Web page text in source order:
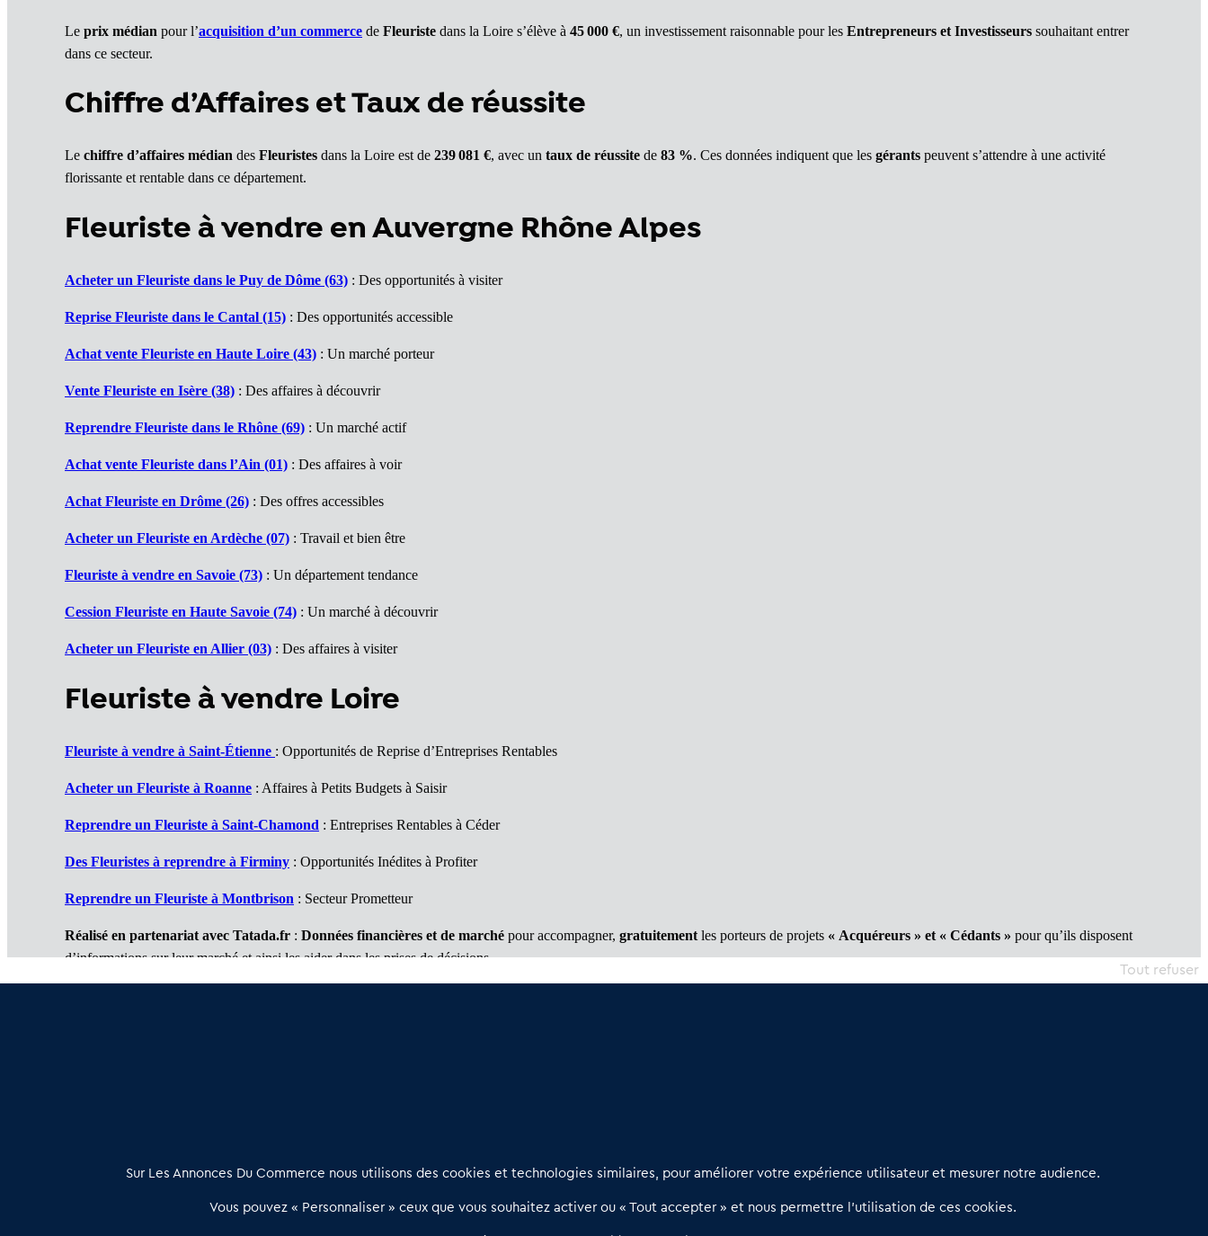
Le prix médian pour l’acquisition d’un commerce de Fleuriste dans la Loire s’élève à 45 000 €, un investissement raisonnable pour les Entrepreneurs et Investisseurs souhaitant entrer
dans ce secteur.
Chiffre d’Affaires et Taux de réussite
Le chiffre d’affaires médian des Fleuristes dans la Loire est de 239 081 €, avec un taux de réussite de 83 %. Ces données indiquent que les gérants peuvent s’attendre à une activité
florissante et rentable dans ce département.
Fleuriste à vendre en Auvergne Rhône Alpes
Acheter un Fleuriste dans le Puy de Dôme (63) : Des opportunités à visiter
Reprise Fleuriste dans le Cantal (15) : Des opportunités accessible
Achat vente Fleuriste en Haute Loire (43) : Un marché porteur
Vente Fleuriste en Isère (38) : Des affaires à découvrir
Reprendre Fleuriste dans le Rhône (69) : Un marché actif
Achat vente Fleuriste dans l’Ain (01) : Des affaires à voir
Achat Fleuriste en Drôme (26) : Des offres accessibles
Acheter un Fleuriste en Ardèche (07) : Travail et bien être
Fleuriste à vendre en Savoie (73) : Un département tendance
Cession Fleuriste en Haute Savoie (74) : Un marché à découvrir
Acheter un Fleuriste en Allier (03) : Des affaires à visiter
Fleuriste à vendre Loire
Fleuriste à vendre à Saint-Étienne : Opportunités de Reprise d’Entreprises Rentables
Acheter un Fleuriste à Roanne : Affaires à Petits Budgets à Saisir
Reprendre un Fleuriste à Saint-Chamond : Entreprises Rentables à Céder
Des Fleuristes à reprendre à Firminy : Opportunités Inédites à Profiter
Reprendre un Fleuriste à Montbrison : Secteur Prometteur
Réalisé en partenariat avec Tatada.fr : Données financières et de marché pour accompagner, gratuitement les porteurs de projets « Acquéreurs » et « Cédants » pour qu’ils disposent
d’informations sur leur marché et ainsi les aider dans les prises de décisions.
relation qualifiée conçu pour les acteurs de l’immobilier commercial
02 54 56 03 17
Contactez-nous
Sur Les Annonces Du Commerce nous utilisons des cookies et technologies similaires, pour améliorer votre expérience utilisateur et mesurer notre audience.
Vous pouvez « Personnaliser » ceux que vous souhaitez activer ou « Tout accepter » et nous permettre l’utilisation de ces cookies.
Tout refuser